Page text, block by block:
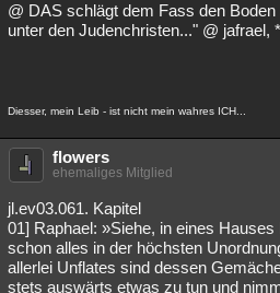
@ DAS schlägt dem Fass den
unter den Judenchristen..." @ jafrael,
Diesser, mein Leib - ist nicht mein wahres ICH...
flowers
ehemaliges Mitglied
jl.ev03.061. Kapitel
01] Raphael: »Siehe, in eines
schon alles in der höchsten
allerlei Unflates sind dessen
stets auswärts etwas zu tun und